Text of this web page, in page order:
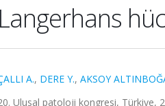
Langerhans
A., DERE Y., AKSOY
Ulusal patoloji kongresi, Türkiye,